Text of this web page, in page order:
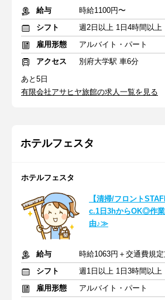
給与
時給1100円〜
シフト
雇用形態
アルバイト・パート
アクセス
別府大学駅 車6分
あと5日
有限会社アサヒヤ旅館の求人一覧を見る
ホテルフェスタ
ホテルフェスタ
【清掃/フロント
c.1日3hからOK◎作
由♪≫
給与
時給1063円＋交通費規
シフト
雇用形態
アルバイト・パート